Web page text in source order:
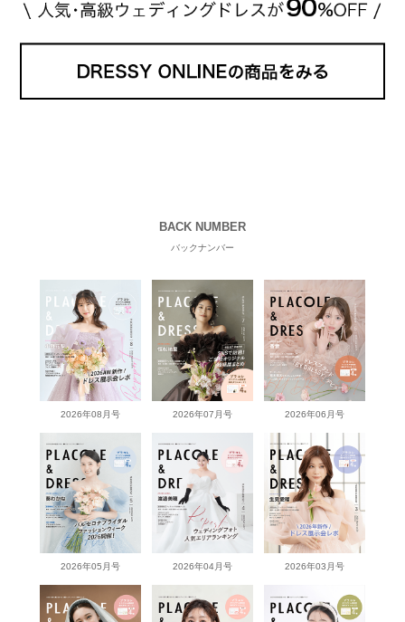
BACK NUMBER
バックナンバー
2026年08月号 2026年07月号 2026年06月号
2026年05月号 2026年04月号 2026年03月号